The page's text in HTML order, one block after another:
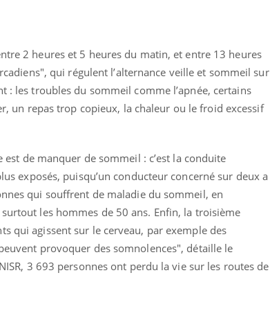
2 heures et 5 heures du matin, et entre 13 heures
qui régulent l’alternance veille et sommeil sur
: les troubles du sommeil comme l’apnée, certains
un repas trop copieux, la chaleur ou le froid excessif
de manquer de sommeil : c’est la conduite
exposés, puisqu’un conducteur concerné sur deux a
qui souffrent de maladie du sommeil, en
les hommes de 50 ans. Enfin, la troisième
qui agissent sur le cerveau, par exemple des
provoquer des somnolences", détaille le
3 693 personnes ont perdu la vie sur les routes de